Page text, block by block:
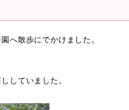
へ散歩にでかけました。
していました。